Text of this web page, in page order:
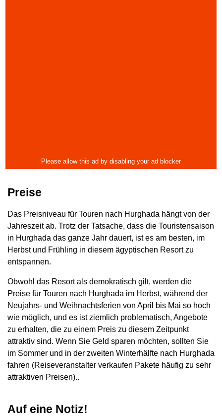
Preise
Das Preisniveau für Touren nach Hurghada hängt von der
Jahreszeit ab. Trotz der Tatsache, dass die Touristensaison
in Hurghada das ganze Jahr dauert, ist es am besten, im
Herbst und Frühling in diesem ägyptischen Resort zu
entspannen.
Obwohl das Resort als demokratisch gilt, werden die
Preise für Touren nach Hurghada im Herbst, während der
Neujahrs- und Weihnachtsferien von April bis Mai so hoch
wie möglich, und es ist ziemlich problematisch, Angebote
zu erhalten, die zu einem Preis zu diesem Zeitpunkt
attraktiv sind. Wenn Sie Geld sparen möchten, sollten Sie
im Sommer und in der zweiten Winterhälfte nach Hurghada
fahren (Reiseveranstalter verkaufen Pakete häufig zu sehr
attraktiven Preisen)..
Auf eine Notiz!